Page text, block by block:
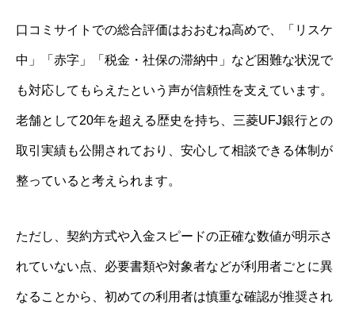
口コミサイトでの総合評価はおおむね高めで、「リスケ
中」「赤字」「税金・社保の滞納中」など困難な状況で
も対応してもらえたという声が信頼性を支えています。
老舗として20年を超える歴史を持ち、三菱UFJ銀行との
取引実績も公開されており、安心して相談できる体制が
整っていると考えられます。
ただし、契約方式や入金スピードの正確な数値が明示さ
れていない点、必要書類や対象者などが利用者ごとに異
なることから、初めての利用者は慎重な確認が推奨され